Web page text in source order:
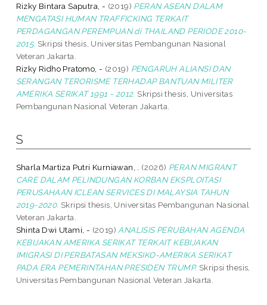
Rizky Bintara Saputra, - (2019) PERAN ASEAN DALAM
MENGATASI HUMAN TRAFFICKING TERKAIT
PERDAGANGAN PEREMPUAN di THAILAND PERIODE 2010-
2015. Skripsi thesis, Universitas Pembangunan Nasional
Veteran Jakarta.
Rizky Ridho Pratomo, - (2019) PENGARUH ALIANSI DAN
SERANGAN TERORISME TERHADAP BANTUAN MILITER
AMERIKA SERIKAT 1991 - 2012. Skripsi thesis, Universitas
Pembangunan Nasional Veteran Jakarta.
S
Sharla Martiza Putri Kurniawan, . (2026) PERAN MIGRANT
CARE DALAM PELINDUNGAN KORBAN EKSPLOITASI
PERUSAHAAN ICLEAN SERVICES DI MALAYSIA TAHUN
2019-2020. Skripsi thesis, Universitas Pembangunan Nasional
Veteran Jakarta.
Shinta Dwi Utami, - (2019) ANALISIS PERUBAHAN AGENDA
KEBIJAKAN AMERIKA SERIKAT TERKAIT KEBIJAKAN
IMIGRASI DI PERBATASAN MEKSIKO-AMERIKA SERIKAT
PADA ERA PEMERINTAHAN PRESIDEN TRUMP. Skripsi thesis,
Universitas Pembangunan Nasional Veteran Jakarta.